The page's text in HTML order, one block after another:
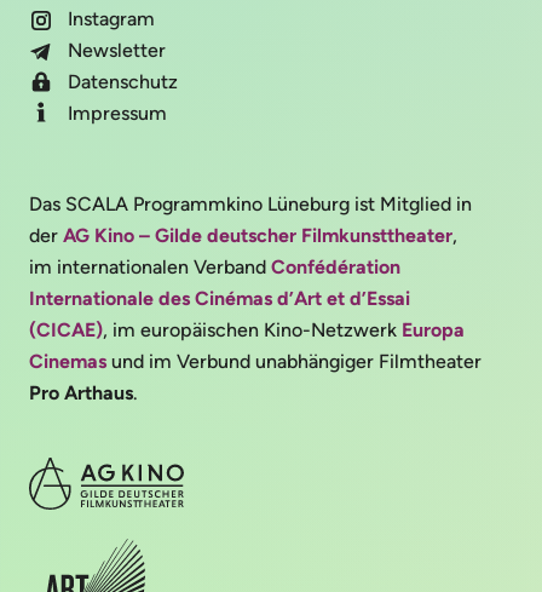
Instagram
Newsletter
Datenschutz
Impressum
Das SCALA Programmkino Lüneburg ist Mitglied in
der AG Kino – Gilde deutscher Filmkunsttheater,
im internationalen Verband Confédération
Internationale des Cinémas d’Art et d’Essai
(CICAE), im europäischen Kino-Netzwerk Europa
Cinemas und im Verbund unabhängiger Filmtheater
Pro Arthaus.